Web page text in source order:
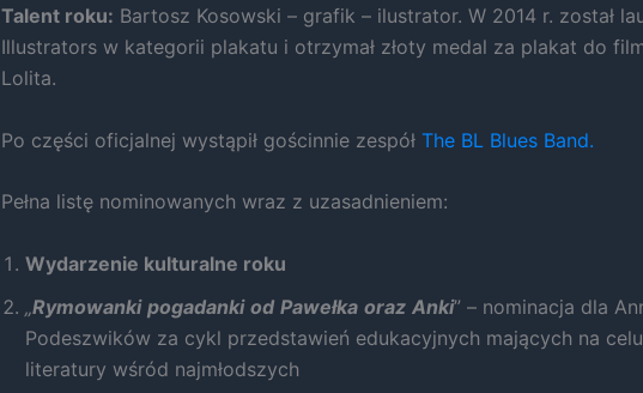
Talent roku: Bartosz Kosowski – grafik – ilustrator. W 2014 r. został
Illustrators w kategorii plakatu i otrzymał złoty medal za plakat do
Lolita.
Po części oficjalnej wystąpił gościnnie zespół The BL Blues Band.
Pełna listę nominowanych wraz z uzasadnieniem:
Wydarzenie kulturalne roku
„Rymowanki pogadanki od Pawełka oraz Anki” – nominacja dla
Podeszwików za cykl przedstawień edukacyjnych mających na
literatury wśród najmłodszych
poprawić
funkcjonalność
i strukturę
na podstawie
tego, jak
używana.
Aby nasza strona
internetowa
działała jak
najlepiej podczas